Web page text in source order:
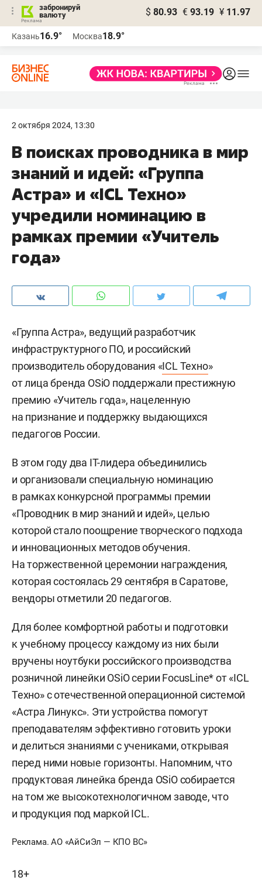
забронируй
валюту
$ 80.93 € 93.19 ¥ 11.97
Казань16.9° Москва18.9°
2 октября 2024, 13:30
В поисках проводника в мир
знаний и идей: «Группа
Астра» и «ICL Техно»
учредили номинацию в
рамках премии «Учитель
года»
«Группа Астра», ведущий разработчик
инфраструктурного ПО, и российский
производитель оборудования «ICL Техно»
от лица бренда OSiO поддержали престижную
премию «Учитель года», нацеленную
на признание и поддержку выдающихся
педагогов России.
В этом году два IT-лидера объединились
и организовали специальную номинацию
в рамках конкурсной программы премии
«Проводник в мир знаний и идей», целью
которой стало поощрение творческого подхода
и инновационных методов обучения.
На торжественной церемонии награждения,
которая состоялась 29 сентября в Саратове,
вендоры отметили 20 педагогов.
Для более комфортной работы и подготовки
к учебному процессу каждому из них были
вручены ноутбуки российского производства
розничной линейки OSiO серии FocusLine* от «ICL
Техно» с отечественной операционной системой
«Астра Линукс». Эти устройства помогут
преподавателям эффективно готовить уроки
и делиться знаниями с учениками, открывая
перед ними новые горизонты. Напомним, что
продуктовая линейка бренда OSiO собирается
на том же высокотехнологичном заводе, что
и продукция под маркой ICL.
Реклама. АО «АйСиЭл — КПО ВС»
18+